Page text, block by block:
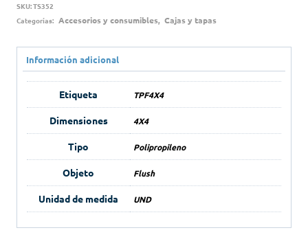
SKU:TS352
Categorías: Accesorios y consumibles, Cajas y tapas
Información adicional
Etiqueta TPF4X4
Dimensiones 4X4
Tipo Polipropileno
Objeto Flush
Unidad de medida UND